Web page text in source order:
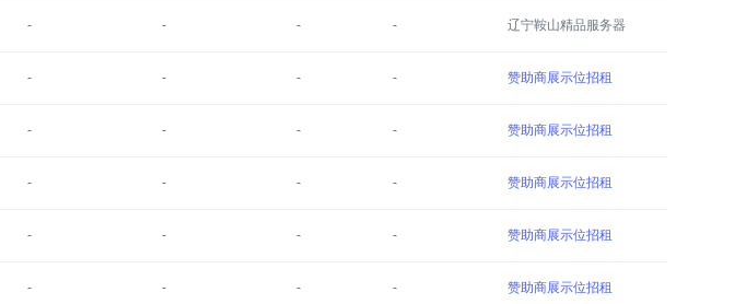
- - - - 辽宁鞍山精品服务器
- - - - 赞助商展示位招租
- - - - 赞助商展示位招租
- - - - 赞助商展示位招租
- - - - 赞助商展示位招租
- - - - 赞助商展示位招租